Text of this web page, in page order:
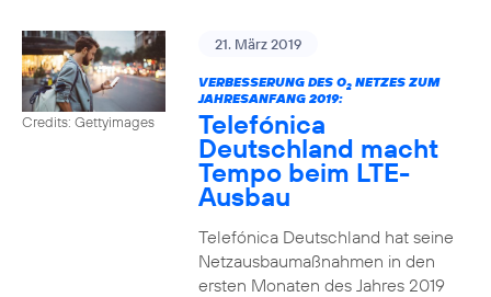
Credits: Gettyimages
21. März 2019
VERBESSERUNG DES O2NETZES ZUM
JAHRESANFANG 2019:
Telefónica
Deutschland macht
Tempo beim LTE-
Ausbau
Telefónica Deutschland hat seine
Netzausbaumaßnahmen in den
ersten Monaten des Jahres 2019